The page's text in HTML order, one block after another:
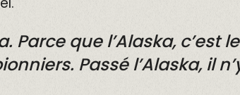
Parce que l’Alaska, c’est
Passé l’Alaska, il